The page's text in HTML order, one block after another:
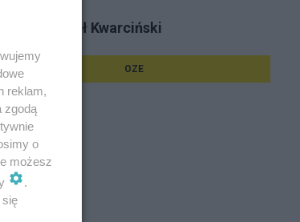
Tematy Paweł Kwarciński
OZE
reklam,
zgodą
o
możesz
.
się